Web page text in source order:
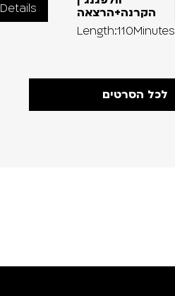
Details
הקרנה+הרצאה
Length:110Minutes
לכל הסרטים